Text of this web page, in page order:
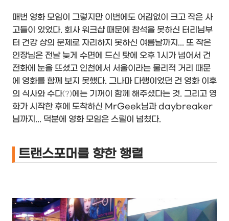
매번 영화 모임이 그렇지만 이번에도 어김없이 크고 작은 사
고들이 있었다. 회사 워크샵 때문에 참석을 못하신 터리님부
터 건강 상의 문제로 자리하지 못하신 여름날까지... 또 작은
인장님은 전날 늦게 수면에 드신 탓에 오후 1시가 넘어서 건
전화에 눈을 뜨셨고 인천에서 서울이라는 물리적 거리 때문
에 영화를 함께 보지 못했다. 그나마 다행이었던 건 영화 이후
의 식사와 수다(?)에는 기꺼이 함께 해주셨다는 것. 그리고 영
화가 시작한 후에 도착하신 MrGeek님과 daybreaker
님까지... 덕분에 영화 모임은 스릴이 넘쳤다.
트랜스포머를 향한 행렬